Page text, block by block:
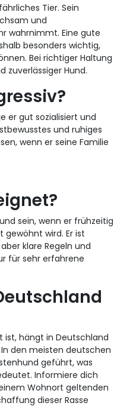
Tier. Sein
und
wahrnimmt. Eine gute
besonders wichtig,
Bei richtiger Haltung
zuverlässiger Hund.
er gut sozialisiert und
und ruhiges
wenn er seine Familie
sein, wenn er frühzeitig
gewöhnt wird. Er ist
klare Regeln und
für sehr erfahrene
ist, hängt in Deutschland
den meisten deutschen
geführt, was
Informiere dich
Wohnort geltenden
dieser Rasse